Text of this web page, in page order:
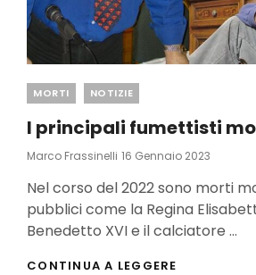
Categories
MORTI NOTIZIE
I principali fumettisti
Marco Frassinelli Posted
16 Gennaio 2023
Nel corso del 2022 sono morti
pubblici come la Regina
Benedetto XVI e il calciatore …
CONTINUA A LEGGERE